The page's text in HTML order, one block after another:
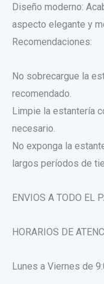
Diseño moderno:
aspecto elegante y
Recomendaciones:
No sobrecargue la
recomendado.
Limpie la estantería
necesario.
No exponga la
largos períodos de
ENVIOS A TODO EL
HORARIOS DE
Lunes a Viernes de